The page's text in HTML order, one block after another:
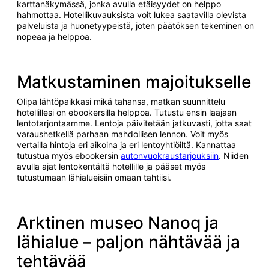
karttanäkymässä, jonka avulla etäisyydet on helppo
hahmottaa. Hotellikuvauksista voit lukea saatavilla olevista
palveluista ja huonetyypeistä, joten päätöksen tekeminen on
nopeaa ja helppoa.
Matkustaminen majoitukselle
Olipa lähtöpaikkasi mikä tahansa, matkan suunnittelu
hotellillesi on ebookersilla helppoa. Tutustu ensin laajaan
lentotarjontaamme. Lentoja päivitetään jatkuvasti, jotta saat
varaushetkellä parhaan mahdollisen lennon. Voit myös
vertailla hintoja eri aikoina ja eri lentoyhtiöiltä. Kannattaa
tutustua myös ebookersin autonvuokraustarjouksiin. Niiden
avulla ajat lentokentältä hotellille ja pääset myös
tutustumaan lähialueisiin omaan tahtiisi.
Arktinen museo Nanoq ja
lähialue – paljon nähtävää ja
tehtävää